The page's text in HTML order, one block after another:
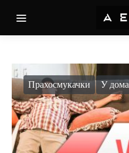
Прахосмукачки У дома